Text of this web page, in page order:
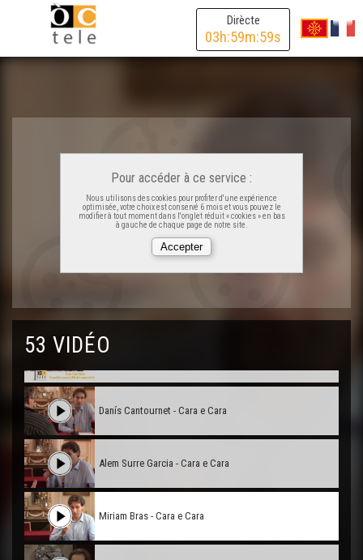
Dirècte
03h:59m:59s
Pour accéder à ce service :
Nous utilisons des cookies pour profiter d'une expérience
optimisée, votre choix est conservé 6 mois et vous pouvez le
modifier à tout moment dans l'onglet réduit « cookies » en bas
à gauche de chaque page de notre site.
53 VIDÉO
Georges Labazée - Cara e Cara
Jean Lassalle - Cara e Cara
Guilhèm Latrubesse - Cara e Cara
Danís Cantournet - Cara e Cara
Alem Surre Garcia - Cara e Cara
Miriam Bras - Cara e Cara